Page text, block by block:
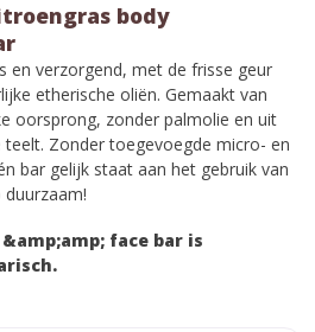
body
en verzorgend, met de frisse geur
etherische oliën. Gemaakt van
oorsprong, zonder palmolie en uit
Zonder toegevoegde micro- en
bar gelijk staat aan het gebruik van
duurzaam!
face bar is